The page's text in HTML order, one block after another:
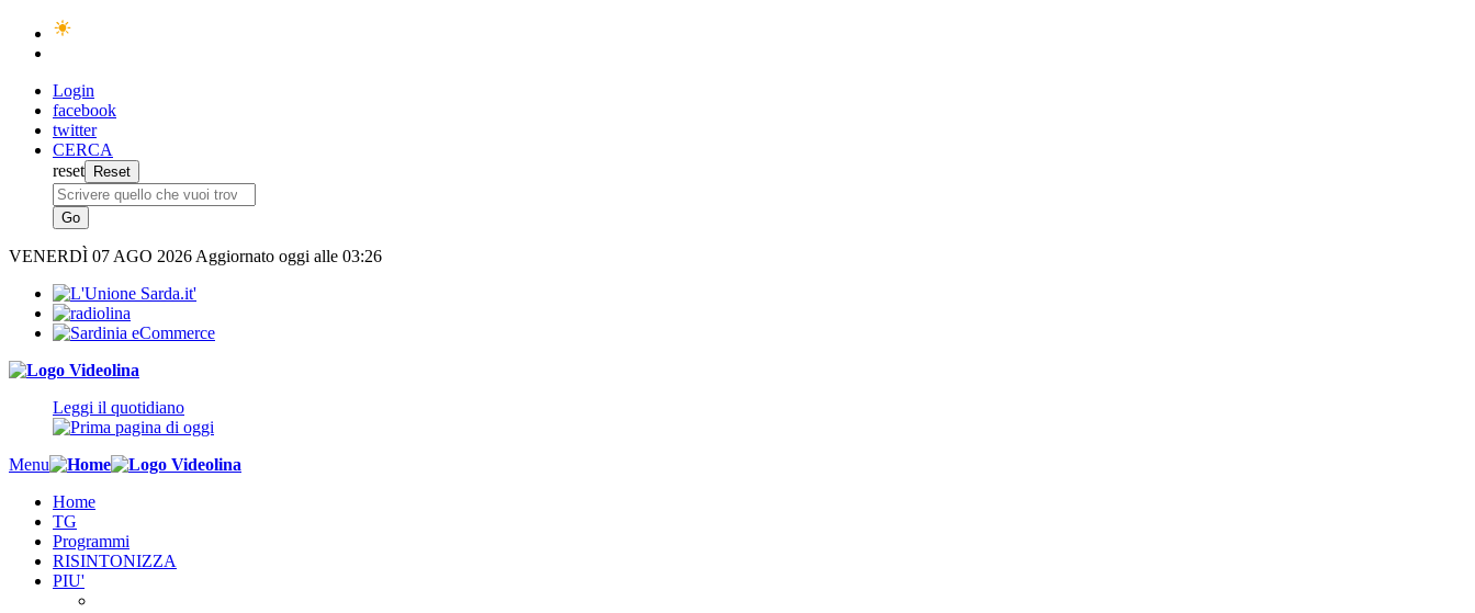
Login
facebook
twitter
CERCA
reset
VENERDÌ 07 AGO 2026 Aggiornato oggi alle 03:26
Leggi il quotidiano
Menu
Home
TG
Programmi
RISINTONIZZA
PIU'